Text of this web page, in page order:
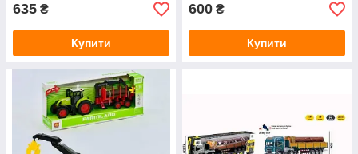
635 ₴
Купити
600 ₴
Купити